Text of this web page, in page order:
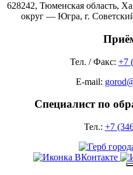
628242, Тюменская область,
округ — Югра, г.
Тел. / Факс: +7
E-mail:
Специалист по
Тел.: +7